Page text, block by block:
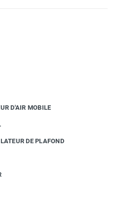
D'AIR MOBILE
DE PLAFOND